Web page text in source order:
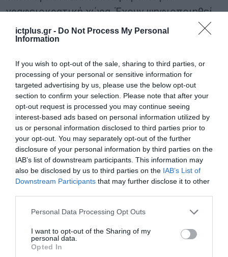
ictplus.gr - Do Not Process My Personal
Information
If you wish to opt-out of the sale, sharing to third parties, or
processing of your personal or sensitive information for
targeted advertising by us, please use the below opt-out
section to confirm your selection. Please note that after your
opt-out request is processed you may continue seeing
interest-based ads based on personal information utilized by
us or personal information disclosed to third parties prior to
your opt-out. You may separately opt-out of the further
disclosure of your personal information by third parties on the
IAB’s list of downstream participants. This information may
also be disclosed by us to third parties on the IAB’s List of
Downstream Participants that may further disclose it to other
Please note that this website/app uses one or more Google
not limited to your visit or usage behaviour. You may click to
grant or deny consent to Google and its third-party tags to
use your data for below specified purposes in below Google
Personal Data Processing Opt Outs
I want to opt-out of the Sharing of my
personal data.
Opted In
γραφειοκρατική χώρα. Έχουν ψηφιοποιηθεί
2.000 διαδικασίες, εκκρεμούν άλλες 3.500
υπηρεσίες του Κράτους προς πολίτες και
· Να αξιοποιηθεί η δημόσια περιουσία με
αποτύπωση και ενεργό διαχείριση. Το
Υπερταμείο έχει assets 12 δις ευρώ
· Να αναπτυχθούν ολόκληροι κλάδοι της
οικονομίας βάσει στρατηγικού πλάνου
· Να αρθούν τα εμπόδια σε πανευρωπαϊκό
επίπεδο ανάμεσα στα κράτη-μέλη της
Ευρωπαϊκής Ένωσης ανάμεσα στα κράτη –
μέλη της Ευρωπαϊκής Ένωσης